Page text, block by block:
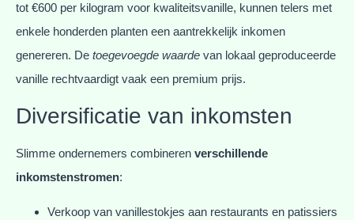
tot €600 per kilogram voor kwaliteitsvanille, kunnen telers met
enkele honderden planten een aantrekkelijk inkomen
genereren. De toegevoegde waarde van lokaal geproduceerde
vanille rechtvaardigt vaak een premium prijs.
Diversificatie van inkomsten
Slimme ondernemers combineren verschillende
inkomstenstromen:
Verkoop van vanillestokjes aan restaurants en patissiers